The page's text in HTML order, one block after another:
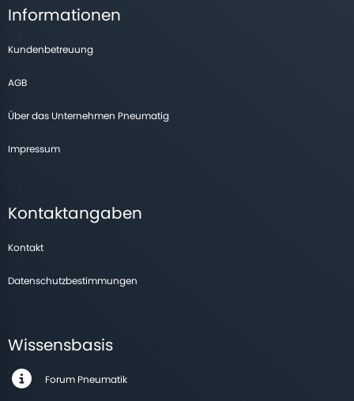
Informationen
Kundenbetreuung
AGB
Über das Unternehmen Pneumatig
Impressum
Kontaktangaben
Kontakt
Datenschutzbestimmungen
Wissensbasis
Forum Pneumatik